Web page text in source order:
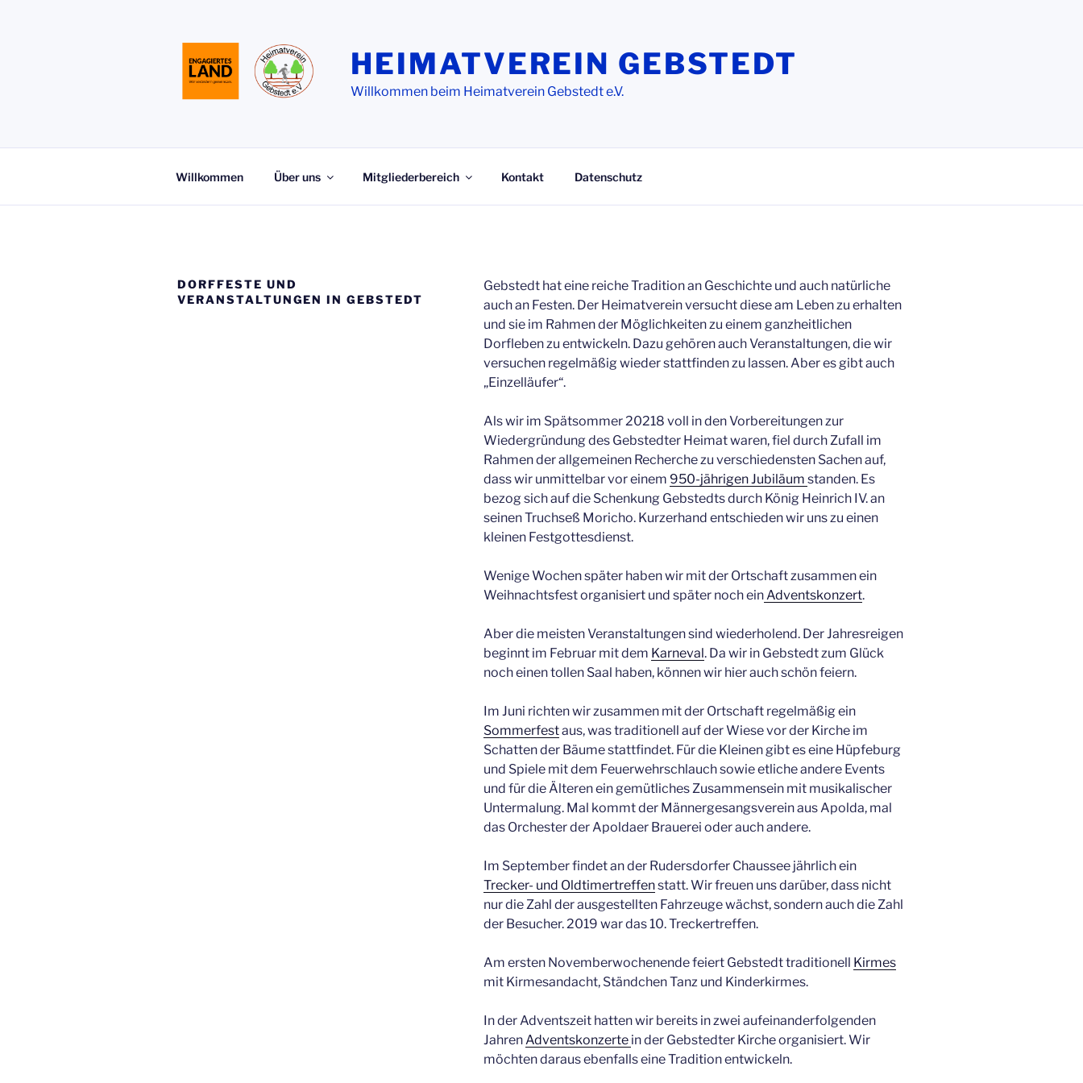
HEIMATVEREIN GEBSTEDT
Willkommen beim Heimatverein Gebstedt e.V.
Willkommen Über uns Mitgliederbereich Kontakt Datenschutz
DORFFESTE UND
VERANSTALTUNGEN IN GEBSTEDT
Gebstedt hat eine reiche Tradition an Geschichte und auch natürliche
auch an Festen. Der Heimatverein versucht diese am Leben zu erhalten
und sie im Rahmen der Möglichkeiten zu einem ganzheitlichen
Dorfleben zu entwickeln. Dazu gehören auch Veranstaltungen, die wir
versuchen regelmäßig wieder stattfinden zu lassen. Aber es gibt auch
„Einzelläufer“.
Als wir im Spätsommer 20218 voll in den Vorbereitungen zur
Wiedergründung des Gebstedter Heimat waren, fiel durch Zufall im
Rahmen der allgemeinen Recherche zu verschiedensten Sachen auf,
dass wir unmittelbar vor einem 950-jährigen Jubiläum standen. Es
bezog sich auf die Schenkung Gebstedts durch König Heinrich IV. an
seinen Truchseß Moricho. Kurzerhand entschieden wir uns zu einen
kleinen Festgottesdienst.
Wenige Wochen später haben wir mit der Ortschaft zusammen ein
Weihnachtsfest organisiert und später noch einAdventskonzert.
Aber die meisten Veranstaltungen sind wiederholend. Der Jahresreigen
beginnt im Februar mit dem Karneval. Da wir in Gebstedt zum Glück
noch einen tollen Saal haben, können wir hier auch schön feiern.
Im Juni richten wir zusammen mit der Ortschaft regelmäßig ein
Sommerfestaus, was traditionell auf der Wiese vor der Kirche im
Schatten der Bäume stattfindet. Für die Kleinen gibt es eine Hüpfeburg
und Spiele mit dem Feuerwehrschlauch sowie etliche andere Events
und für die Älteren ein gemütliches Zusammensein mit musikalischer
Untermalung. Mal kommt der Männergesangsverein aus Apolda, mal
das Orchester der Apoldaer Brauerei oder auch andere.
Im September findet an der Rudersdorfer Chaussee jährlich ein
Trecker- und Oldtimertreffenstatt. Wir freuen uns darüber, dass nicht
nur die Zahl der ausgestellten Fahrzeuge wächst, sondern auch die Zahl
der Besucher. 2019 war das 10. Treckertreffen.
Am ersten Novemberwochenende feiert Gebstedt traditionell Kirmes
mit Kirmesandacht, Ständchen Tanz und Kinderkirmes.
In der Adventszeit hatten wir bereits in zwei aufeinanderfolgenden
JahrenAdventskonzerte in der Gebstedter Kirche organisiert. Wir
möchten daraus ebenfalls eine Tradition entwickeln.